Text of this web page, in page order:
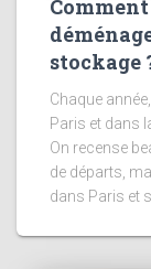
stockage
Chaque
Paris et dans
On recense
de départs,
dans Paris et